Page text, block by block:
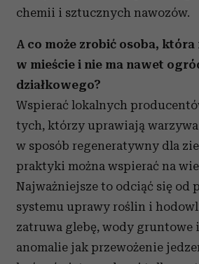
chemii i sztucznych nawozów.
A co może zrobić osoba, która
w mieście i nie ma nawet
działkowego?
Wspierać lokalnych
tych, którzy uprawiają
w sposób regeneratywny dla
praktyki można wspierać na
Najważniejsze to odciąć się od
systemu uprawy roślin i
zatruwa glebę, wody gruntowe
anomalie jak przewożenie